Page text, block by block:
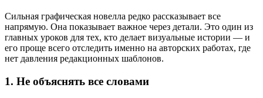
Сильная графическая новелла редко рассказывает все
напрямую. Она показывает важное через детали. Это один из
главных уроков для тех, кто делает визуальные истории — и
его проще всего отследить именно на авторских работах, где
нет давления редакционных шаблонов.
1. Не объяснять все словами